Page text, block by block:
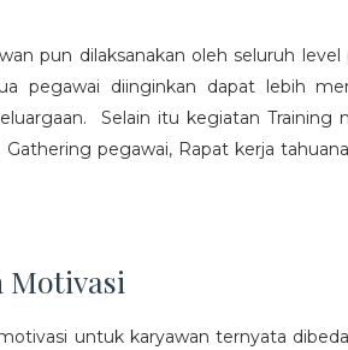
pun dilaksanakan oleh seluruh
pegawai diinginkan dapat lebih
Selain itu kegiatan Training
pegawai, Rapat kerja
Motivasi
untuk karyawan ternyata